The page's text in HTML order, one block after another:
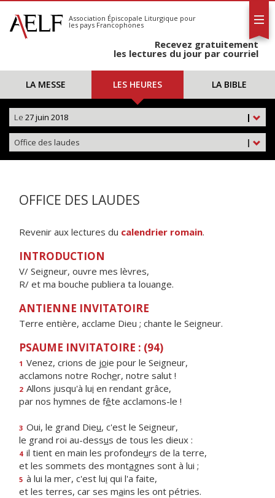
S'abonner
Calendrier
Association Épiscopale Liturgique pour
les pays Francophones
Recevez gratuitement
les lectures du jour par courriel
LA MESSE LES HEURES LA BIBLE
|
Le 27 juin 2018
|
Office des laudes
OFFICE DES LAUDES
Revenir aux lectures du calendrier romain.
INTRODUCTION
V/ Seigneur, ouvre mes lèvres,
R/ et ma bouche publiera ta louange.
ANTIENNE INVITATOIRE
Terre entière, acclame Dieu ; chante le Seigneur.
PSAUME INVITATOIRE : (94)
1 Venez, crions de joie pour le Seigneur,
acclamons notre Rocher, notre salut !
2 Allons jusqu'à lui en rendant grâce,
par nos hymnes de fête acclamons-le !
3 Oui, le grand Dieu, c'est le Seigneur,
le grand roi au-dessus de tous les dieux :
4 il tient en main les profondeurs de la terre,
et les sommets des montagnes sont à lui ;
5 à lui la mer, c'est lui qui l'a faite,
et les terres, car ses mains les ont pétries.